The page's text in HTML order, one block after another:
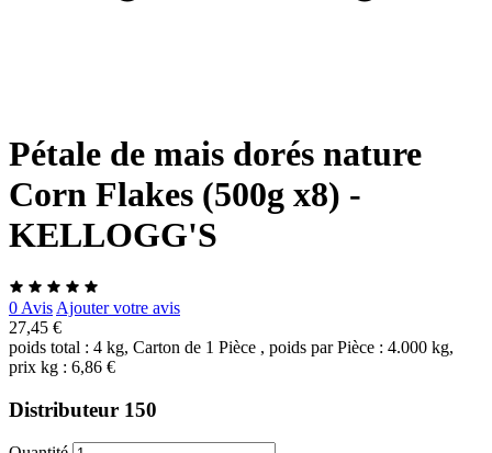
Pétale de mais dorés nature
Corn Flakes (500g x8) -
KELLOGG'S
0 Avis Ajouter votre avis
27,45 €
poids total : 4 kg, Carton de 1 Pièce , poids par Pièce : 4.000 kg,
prix kg : 6,86 €
Distributeur 150